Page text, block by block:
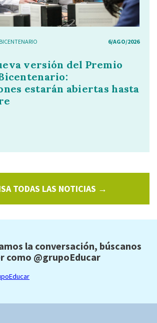
6/AGO/2026
versión del Premio
estarán abiertas hasta
TODAS LAS NOTICIAS →
la conversación, búscanos
como @grupoEducar